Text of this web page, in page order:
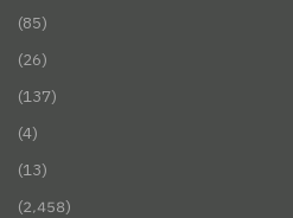
(85)
(26)
(137)
(4)
(13)
(2٬458)